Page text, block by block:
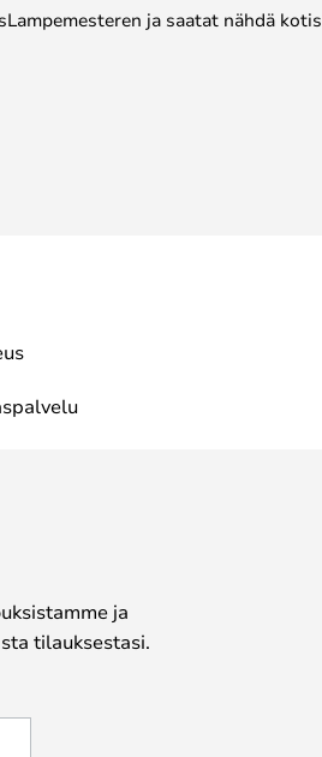
ja saatat nähdä
ja
tilauksestasi.